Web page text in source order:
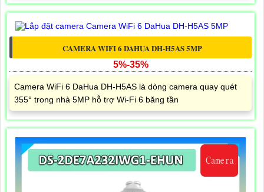
CAMERA WIFI 6 DAHUA DH-H5AS 5MP
5%-35%
Camera WiFi 6 DaHua DH-H5AS là dòng camera quay quét
355° trong nhà 5MP hỗ trợ Wi-Fi 6 băng tần